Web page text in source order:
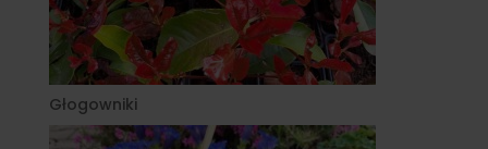
Głogowniki